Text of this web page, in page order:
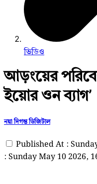
ভিডিও
আড়ংয়ের
ইয়োর ওন ব্যাগ’
নয়া দিগন্ত ডিজিটাল
Published At :
: Sunday May 10 2026,